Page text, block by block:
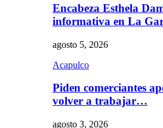
Encabeza Esthela
informativa en La
agosto 5, 2026
Acapulco
Piden comerciantes
volver a trabajar…
agosto 3, 2026